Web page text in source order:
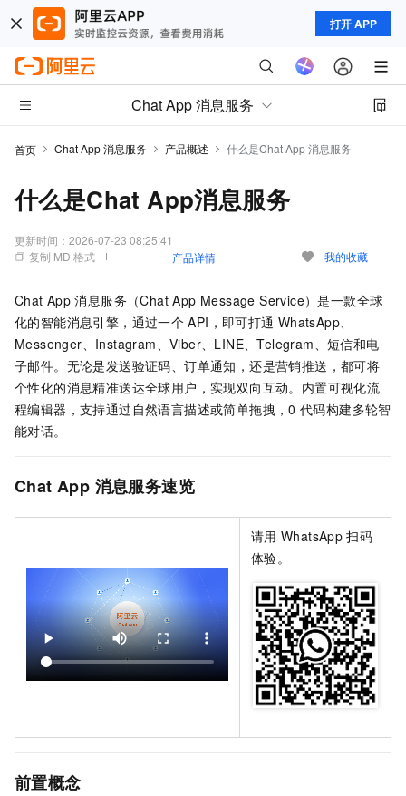
打开 APP
Chat App 消息服务
首页 Chat App 消息服务 产品概述 什么是Chat App 消息服务
什么是Chat App消息服务
更新时间： 2026-07-23 08:25:41
复制 MD 格式
产品详情 我的收藏
Chat App 消息服务（Chat App Message Service）是一款全球
化的智能消息引擎，通过一个 API，即可打通 WhatsApp、
Messenger、Instagram、Viber、LINE、Telegram、短信和电
子邮件。无论是发送验证码、订单通知，还是营销推送，都可将
个性化的消息精准送达全球用户，实现双向互动。内置可视化流
程编辑器，支持通过自然语言描述或简单拖拽，0 代码构建多轮智
能对话。
Chat App 消息服务速览
请用 WhatsApp 扫码
体验。
前置概念